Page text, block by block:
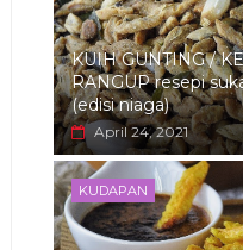
KUIH GUNTING /
RANGUP resepi
(edisi niaga)
April 24, 2021
KUDAPAN